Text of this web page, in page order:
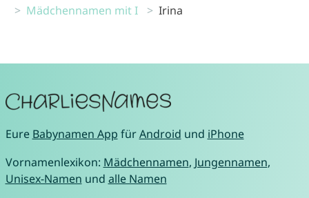
Mädchennamen mit I
Irina
Eure Babynamen App fürAndroid und iPhone
Vornamenlexikon: Mädchennamen, Jungennamen,
Unisex-Namen und alle Namen